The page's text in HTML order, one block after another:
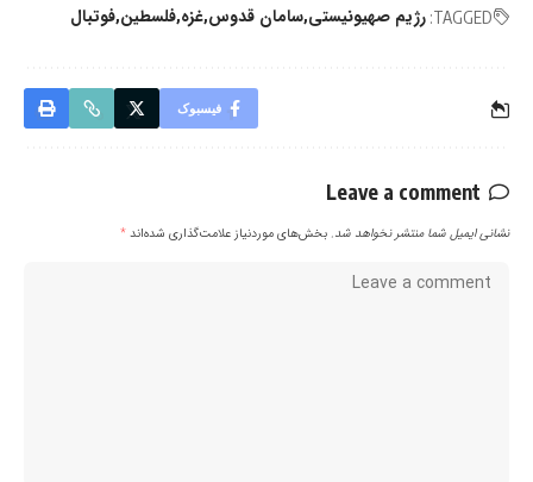
TAGGED: رژیم صهیونیستی سامان قدوس غزه فلسطین فوتبال
فیسبوک
Leave a comment
نشانی ایمیل شما منتشر نخواهد شد. بخش‌های موردنیاز علامت‌گذاری شده‌اند*